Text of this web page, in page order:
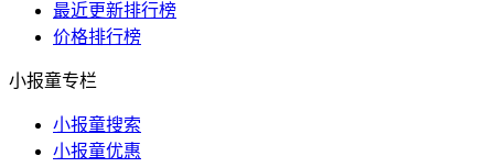
最近更新排行榜
价格排行榜
小报童专栏
小报童搜索
小报童优惠